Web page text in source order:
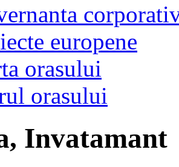
europene
orasului
orasului
Invatamant